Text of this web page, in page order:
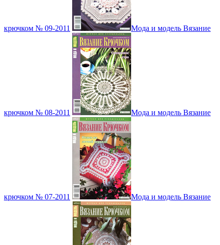
крючком № 09-2011 Мода и модель Вязание
крючком № 08-2011 Мода и модель Вязание
крючком № 07-2011 Мода и модель Вязание